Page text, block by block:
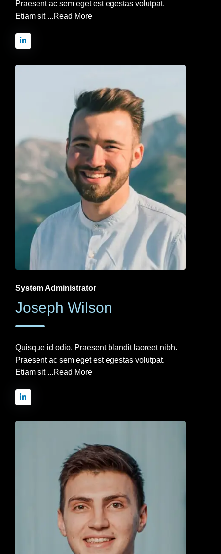
Praesent ac sem eget est egestas volutpat.
Etiam sit ...Read More
System Administrator
Joseph Wilson
Quisque id odio. Praesent blandit laoreet nibh.
Praesent ac sem eget est egestas volutpat.
Etiam sit ...Read More